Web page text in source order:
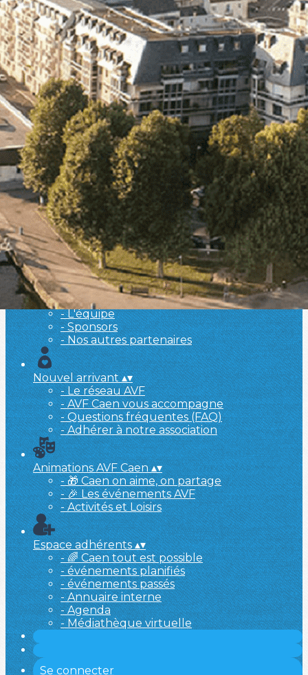
Exporter les lignes sélectionnées
Exporter toutes les colonnes
Exporter uniquement les colonnes affichées
Menu
<
>
- 🎁 Caen on aime, on partage
- 🎉 Les événements AVF
- Activités et Loisirs
Ajoutez un logo, un bouton, des réseaux sociaux
Cliquez pour éditer
L'association▴▾
- L'association
- Brochure
- L'équipe
- Sponsors
- Nos autres partenaires
Nouvel arrivant▴▾
- Le réseau AVF
- AVF Caen vous accompagne
- Questions fréquentes (FAQ)
- Adhérer à notre association
Animations AVF Caen▴▾
- 🎁 Caen on aime, on partage
- 🎉 Les événements AVF
- Activités et Loisirs
Espace adhérents▴▾
- 🌈 Caen tout est possible
- événements planifiés
- événements passés
- Annuaire interne
- Agenda
- Médiathèque virtuelle
Se connecter